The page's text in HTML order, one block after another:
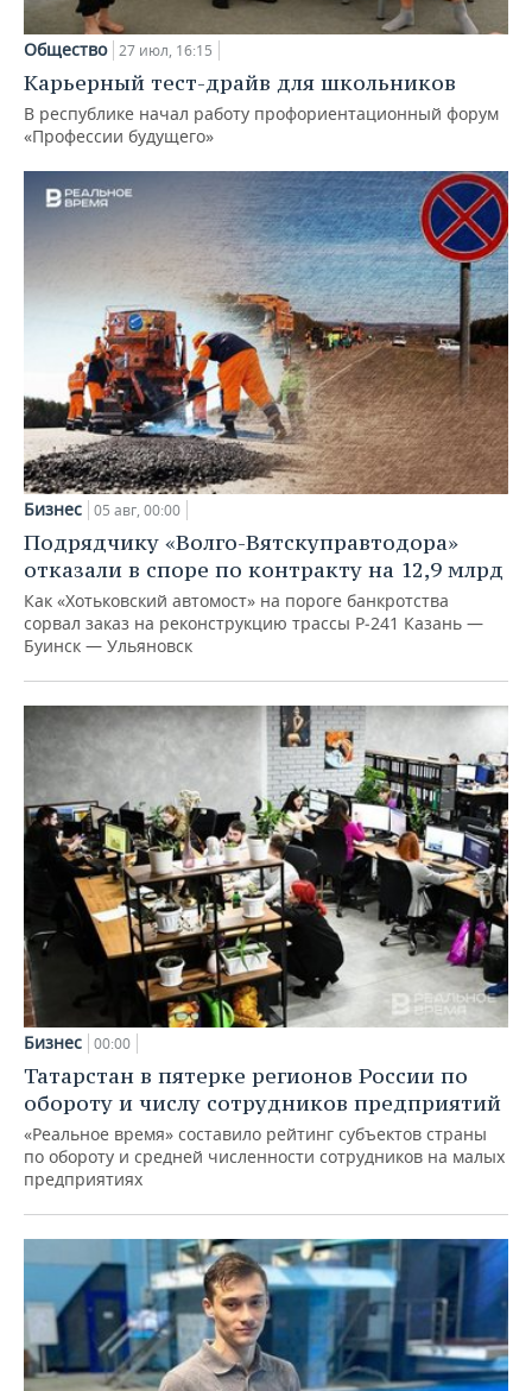
Общество 27 июл, 16:15
Карьерный тест-драйв для школьников
В республике начал работу профориентационный форум
«Профессии будущего»
Бизнес 05 авг, 00:00
Подрядчику «Волго-Вятскуправтодора»
отказали в споре по контракту на 12,9 млрд
Как «Хотьковский автомост» на пороге банкротства
сорвал заказ на реконструкцию трассы Р‑241 Казань —
Буинск — Ульяновск
Бизнес 00:00
Татарстан в пятерке регионов России по
обороту и числу сотрудников предприятий
«Реальное время» составило рейтинг субъектов страны
по обороту и средней численности сотрудников на малых
предприятиях